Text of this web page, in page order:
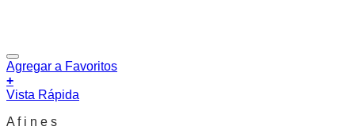
Agregar a Favoritos
+
Vista Rápida
A f i n e s